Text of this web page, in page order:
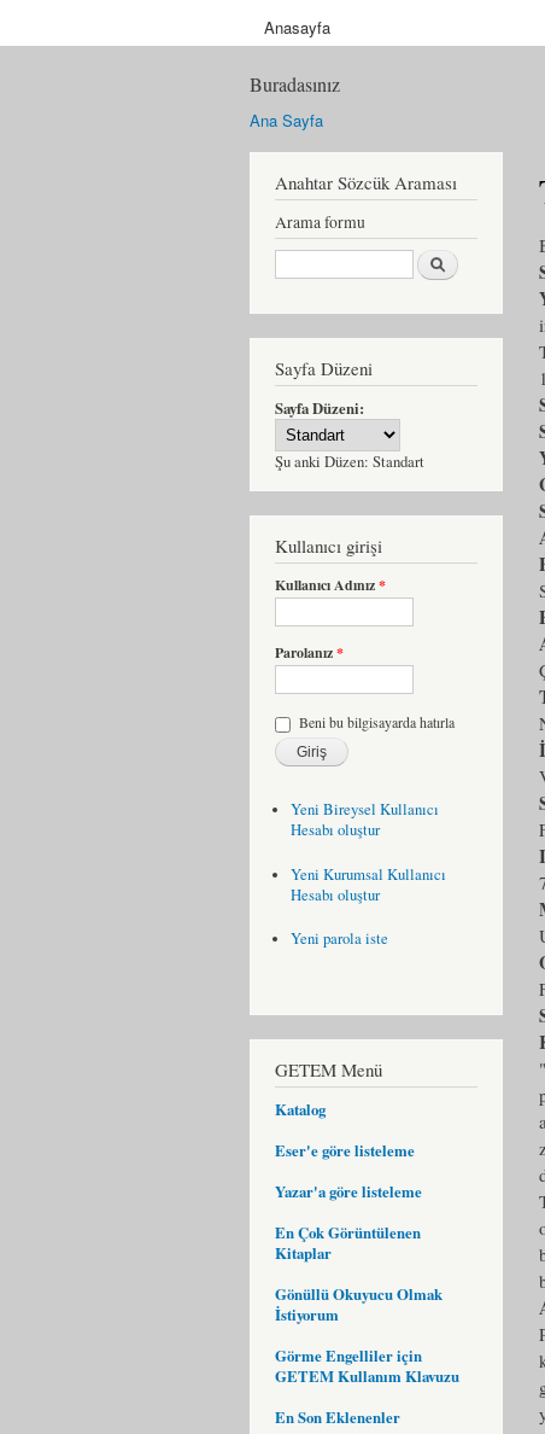
Anasayfa
Buradasınız
Ana Sayfa
Anahtar Sözcük Araması
Arama formu
Ara
Sayfa Düzeni
Sayfa Düzeni:
Şu anki Düzen: Standart
Kullanıcı girişi
Kullanıcı Adınız*
Parolanız*
Beni bu bilgisayarda hatırla
Yeni Bireysel Kullanıcı
Hesabı oluştur
Yeni Kurumsal Kullanıcı
Hesabı oluştur
Yeni parola iste
GETEM Menü
Katalog
Eser'e göre listeleme
Yazar'a göre listeleme
En Çok Görüntülenen
Kitaplar
Gönüllü Okuyucu Olmak
İstiyorum
Görme Engelliler için
GETEM Kullanım Klavuzu
En Son Eklenenler